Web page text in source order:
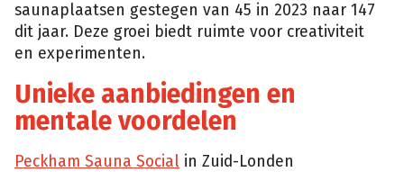
saunaplaatsen gestegen van 45 in 2023 naar 147
dit jaar. Deze groei biedt ruimte voor creativiteit
en experimenten.
Unieke aanbiedingen en
mentale voordelen
Peckham Sauna Social in Zuid-Londen